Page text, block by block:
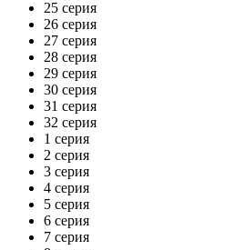
25 серия
26 серия
27 серия
28 серия
29 серия
30 серия
31 серия
32 серия
1 серия
2 серия
3 серия
4 серия
5 серия
6 серия
7 серия